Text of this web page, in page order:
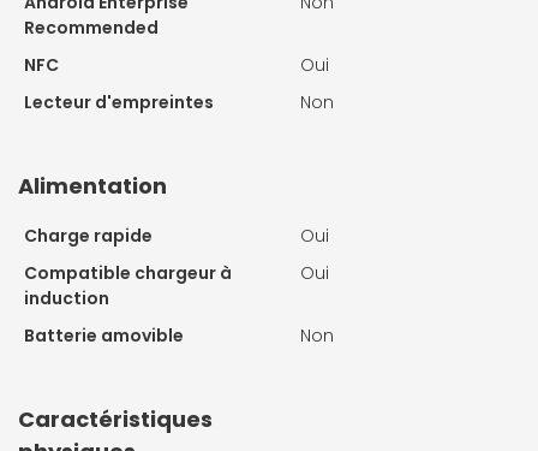
Recommended
NFC
Oui
Lecteur d'empreintes
Non
Alimentation
Charge rapide
Oui
Compatible chargeur à
induction
Oui
Batterie amovible Non
Caractéristiques